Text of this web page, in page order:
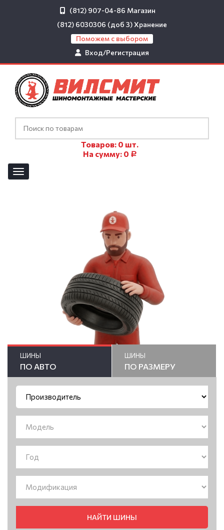
(812) 907-04-86 Магазин
(812) 6030306 (доб 3)Хранение
Поможем с выбором
Вход/Регистрация
Товаров: 0 шт.
На сумму: 0 Р
ШИНЫ
ПО АВТО
ШИНЫ
ПО РАЗМЕРУ
НАЙТИ ШИНЫ